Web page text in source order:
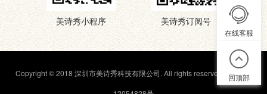
美诗秀小程序 美诗秀订阅号
Copyright © 2018 深圳市美诗秀科技有限公司. All rights reserved.
粤ICP备
在线客服
回顶部